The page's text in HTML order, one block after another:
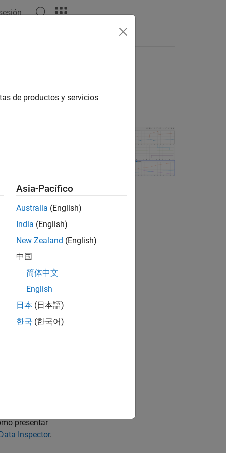
iterar diseños de modelo
ejemplo
de diseño:
Workspace
en
archivo. Puede
de
del modelo,
más
Simulation
los datos.
presentar
Inspector.
de productos y servicios
Asia-Pacífico
Australia (English)
India (English)
New Zealand (English)
中国
简体中文
English
日本 (日本語)
한국 (한국어)